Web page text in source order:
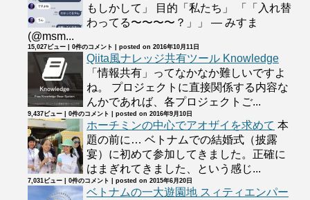
もしかして」 目的「私たち」 「「入れ替
わってる〜〜〜〜？」」 — みすま
(@msm...
15,027ビュー 0件のコメント posted on 2016年10月11日
Qiita風ナレッジ共有ツール Knowledge
「情報共有」ってなかなか難しいですよ
ね。 プロジェクトに直接関係する内容な
んかであれば、各プロジェクトご...
9,437ビュー 0件のコメント posted on 2016年9月10日
ホーチミンの中心でアオザイを求めて 本
題の前に… ベトナムでの結婚式（披露
宴）に初めて参加してきました。正確に
はまぎれてきました、という感じ...
7,031ビュー 0件のコメント posted on 2015年6月20日
ベトナムの一大遊園地 スィティエンパー